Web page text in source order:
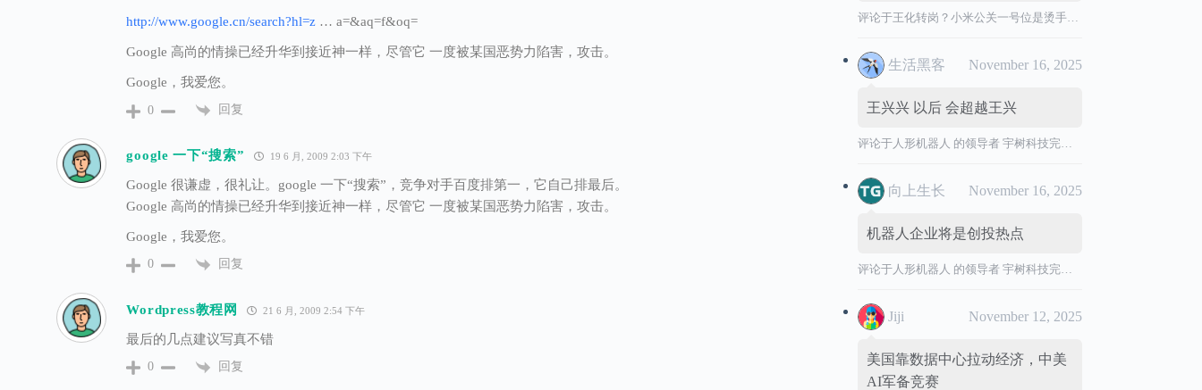
http://www.google.cn/search?hl=z … a=&aq=f&oq=
Google 高尚的情操已经升华到接近神一样，尽管它 一度被某国恶势力陷害，攻击。
Google，我爱您。
0 回复
google 一下“搜索” 19 6 月, 2009 2:03 下午
Google 很谦虚，很礼让。google 一下“搜索”，竞争对手百度排第一，它自己排最后。
Google 高尚的情操已经升华到接近神一样，尽管它 一度被某国恶势力陷害，攻击。
Google，我爱您。
0 回复
Wordpress教程网 21 6 月, 2009 2:54 下午
最后的几点建议写真不错
0 回复
评论于王化转岗？小米公关一号位是烫手山芋
生活黑客 November 16, 2025
王兴兴 以后 会超越王兴
评论于人形机器人 的领导者 宇树科技完成 IPO 辅导，拟境内首次公开发行股票并上市。
向上生长 November 16, 2025
机器人企业将是创投热点
评论于人形机器人 的领导者 宇树科技完成 IPO 辅导，拟境内首次公开发行股票并上市。
Jiji November 12, 2025
美国靠数据中心拉动经济，中美
AI军备竞赛